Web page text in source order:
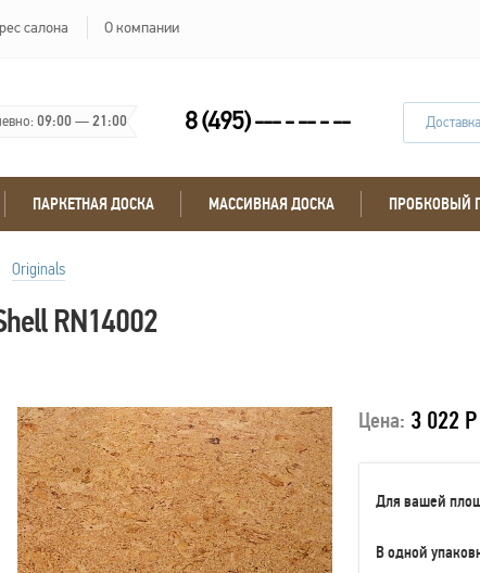
салона О компании
09:00—21:00 8 (495) --- - -- - --
ПАРКЕТНАЯ ДОСКА МАССИВНАЯ ДОСКА ПРОБКОВЫЙ
Originals
RN14002
Цена: 3 022 Р
Для вашей
В одной